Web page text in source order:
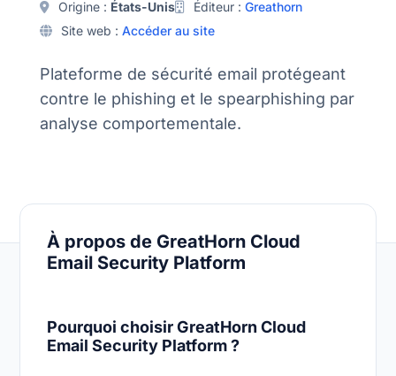
Origine : États-Unis Éditeur : Greathorn
Site web : Accéder au site
Plateforme de sécurité email protégeant
contre le phishing et le spearphishing par
analyse comportementale.
À propos de GreatHorn Cloud
Email Security Platform
Pourquoi choisir GreatHorn Cloud
Email Security Platform ?